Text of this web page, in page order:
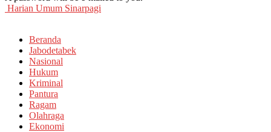
Harian Umum Sinarpagi
Beranda
Jabodetabek
Nasional
Hukum
Kriminal
Pantura
Ragam
Olahraga
Ekonomi